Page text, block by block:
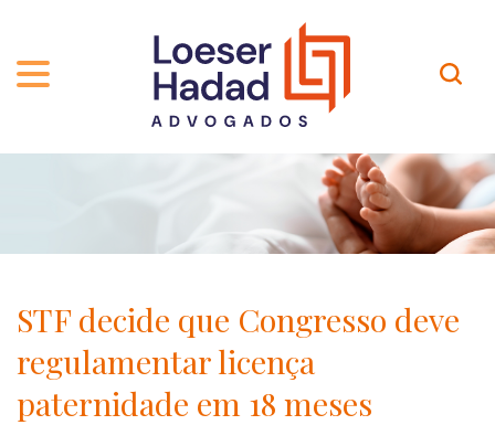
INCLUSÃO E DIVERSIDADE
PRÊMIOS
NOSSA EQUIPE
PROFISSIONAIS
CARREIRA
Contato
Localização
STF decide que Congresso deve
regulamentar licença
paternidade em 18 meses